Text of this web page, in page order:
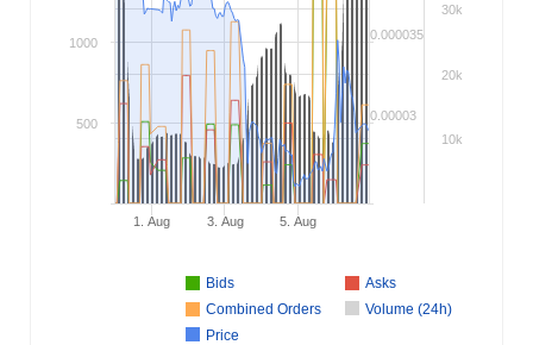
Bids
Asks
Combined Orders
Volume (24h)
Price
1. Aug 3. Aug 5. Aug
0.00003
0.000035
10k
20k
30k
500
1000